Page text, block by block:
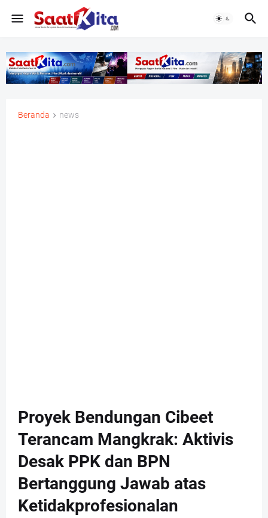
Beranda news
Proyek Bendungan Cibeet
Terancam Mangkrak: Aktivis
Desak PPK dan BPN
Bertanggung Jawab atas
Ketidakprofesionalan